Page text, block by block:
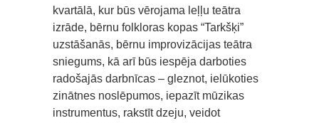
kvartālā, kur būs vērojama leļļu teātra
izrāde, bērnu folkloras kopas “Tarkšķi”
uzstāšanās, bērnu improvizācijas teātra
sniegums, kā arī būs iespēja darboties
radošajās darbnīcas – gleznot, ielūkoties
zinātnes noslēpumos, iepazīt mūzikas
instrumentus, rakstīt dzeju, veidot